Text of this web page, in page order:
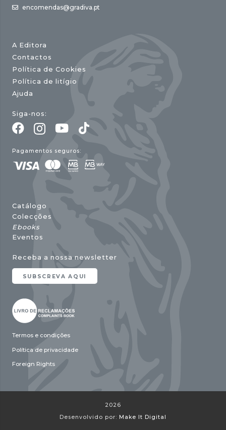
encomendas@gradiva.pt
A Editora
Contactos
Política de Cookies
Política de litígio
Ajuda
Siga-nos:
Pagamentos seguros:
Catálogo
Colecções
Ebooks
Eventos
Receba a nossa newsletter
SUBSCREVA AQUI
Termos e condições
Política de privacidade
Foreign Rights
2026
Desenvolvido por: Make It Digital